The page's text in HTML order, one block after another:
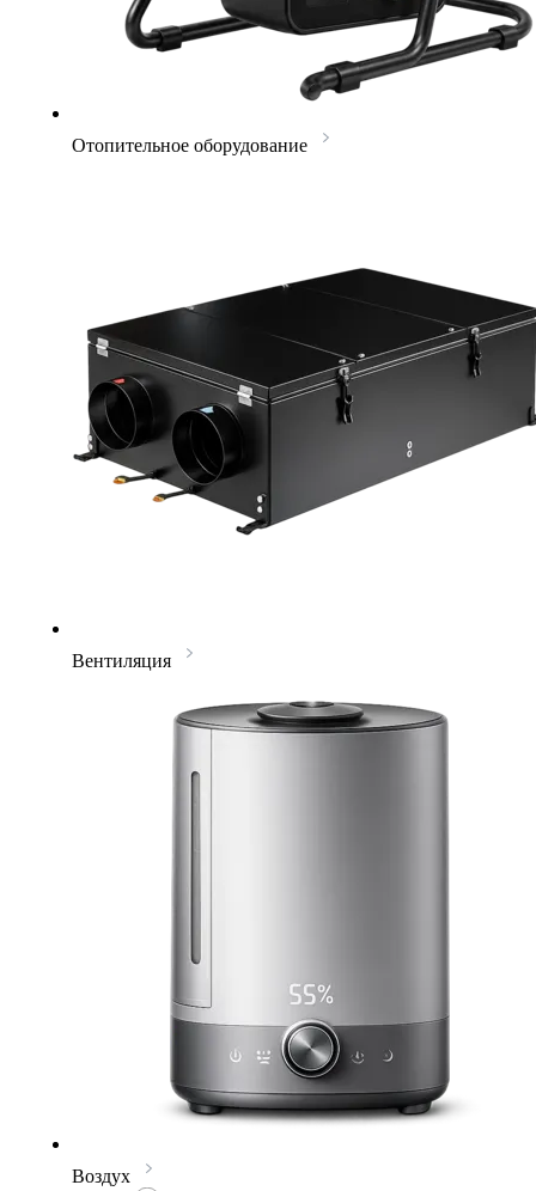
Отопительное оборудование
Вентиляция
Воздух